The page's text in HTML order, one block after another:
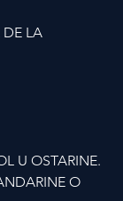
DE LA
U OSTARINE.
O